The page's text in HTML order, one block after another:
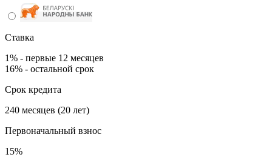
Ставка
1% - первые 12 месяцев
16% - остальной срок
Срок кредита
240 месяцев (20 лет)
Первоначальный взнос
15%